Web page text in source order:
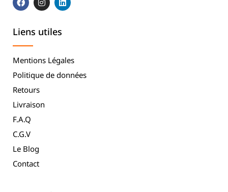
Liens utiles
Mentions Légales
Politique de données
Retours
Livraison
F.A.Q
C.G.V
Le Blog
Contact